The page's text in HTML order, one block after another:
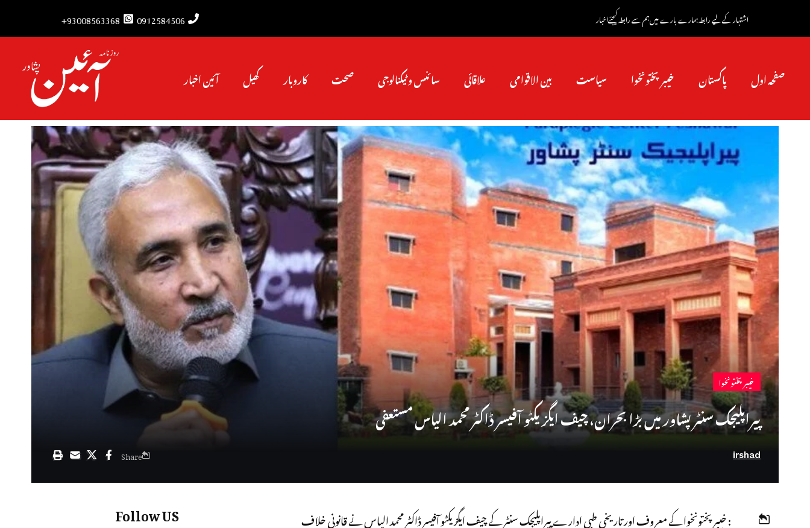
اشتہار کے لیے رابطہہمارے بارے میںہم سے رابطہ کیجئےاخبار 0912584506
93008563368+
صفحہ اول پاکستان خیبرپختونخوا سیاست بین الاقوامی علاقائی سائنس و ٹیکنالوجی صحت کاروبار کھیل آئین اخبار
خیبرپختونخوا
پیراپلیجک سنٹر پشاور میں بڑا بحران، چیف ایگزیکٹو آفیسر ڈاکٹر محمد الیاس مستعفی
irshad
Share
: خیبر پختونخوا کے معروف اور تاریخی طبی ادارے پیراپلیجک سنٹر کے چیف ایگزیکٹو آفیسر ڈاکٹر محمد الیاس نے قانونی خلاف
Follow US